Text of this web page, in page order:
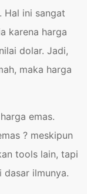
Hal ini sangat
karena harga
dolar. Jadi,
maka harga
emas.
? meskipun
tools lain, tapi
dasar ilmunya.